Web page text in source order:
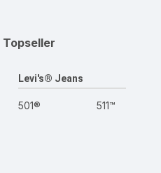
Topseller
Levi's® Jeans
501® 511™